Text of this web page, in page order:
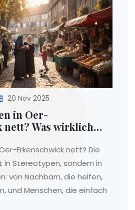
20 Nov 2025
in Oer-
Was wirklich
Erkenschwick nett? Die
Stereotypen, sondern in
von Nachbarn, die helfen,
und Menschen, die einfach